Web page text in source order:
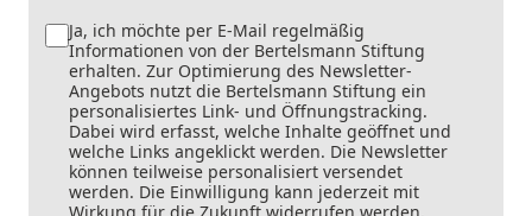
Ja, ich möchte per E-Mail regelmäßig
Informationen von der Bertelsmann Stiftung
erhalten. Zur Optimierung des Newsletter-
Angebots nutzt die Bertelsmann Stiftung ein
personalisiertes Link- und Öffnungstracking.
Dabei wird erfasst, welche Inhalte geöffnet und
welche Links angeklickt werden. Die Newsletter
können teilweise personalisiert versendet
werden. Die Einwilligung kann jederzeit mit